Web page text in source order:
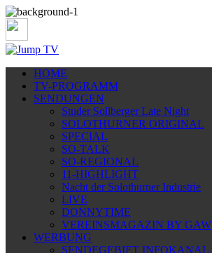
HOME
TV-PROGRAMM
SENDUNGEN
Studer Sollberger Late Night
SOLOTHURNER ORIGINAL
SPECIAL
SO-TALK
SO-REGIONAL
11-HIGHLIGHT
Nacht der Solothurner Industrie
LIVE
DONNYTIME
VEREINSMAGAZIN BY GAW
WERBUNG
SENDEGEBIET INFOKANAL